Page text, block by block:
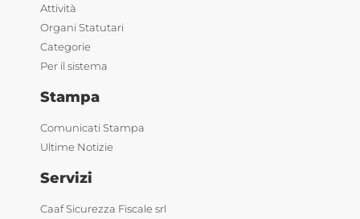
Attività
Organi Statutari
Categorie
Per il sistema
Stampa
Comunicati Stampa
Ultime Notizie
Servizi
Caaf Sicurezza Fiscale srl